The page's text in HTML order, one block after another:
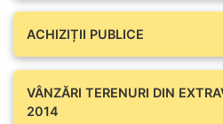
ACHIZIȚII PUBLICE
VÂNZĂRI TERENURI DIN
2014